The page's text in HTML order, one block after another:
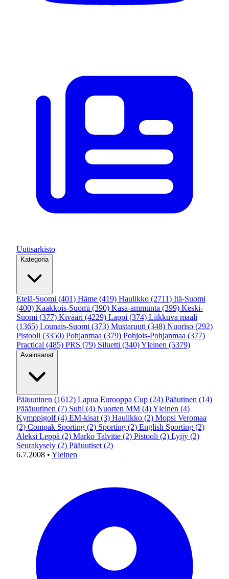
Uutisarkisto
Kategoria
Etelä-Suomi (401) Häme (419) Haulikko (2711) Itä-Suomi
(400) Kaakkois-Suomi (390) Kasa-ammunta (399) Keski-
Suomi (377) Kivääri (4229) Lappi (374) Liikkuva maali
(1365) Lounais-Suomi (373) Mustaruuti (348) Nuoriso (292)
Pistooli (3350) Pohjanmaa (379) Pohjois-Pohjanmaa (377)
Practical (485) PRS (79) Siluetti (340)Yleinen (5379)
Avainsanat
Pääuutinen (1612) Lapua Eurooppa Cup (24) Pääutinen (14)
Päääuutinen (7) Suhl (4) Nuorten MM (4)Yleinen (4)
Kymppigolf (4) EM-kisat (3) Haulikko (2) Mopsi Veromaa
(2) Compak Sporting (2) Sporting (2) English Sporting (2)
Aleksi Leppä (2) Marko Talvitie (2) Pistooli (2) Lyijy (2)
Seurakysely (2) Pääuutiset (2)
6.7.2008 • Yleinen